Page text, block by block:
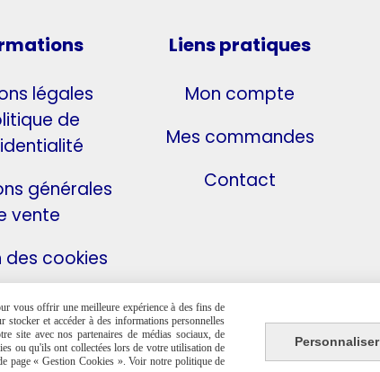
légales
de
générales
vente
des cookies
Liens pratiques
Mon compte
Mes commandes
Contact
vous offrir une meilleure expérience à des fins de
stocker et accéder à des informations personnelles
site avec nos partenaires de médias sociaux, de
ou qu'ils ont collectées lors de votre utilisation de
page « Gestion Cookies ». Voir notre politique de
Personnaliser